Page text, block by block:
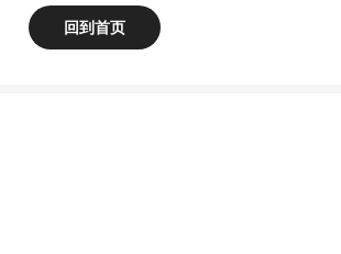
回到首页